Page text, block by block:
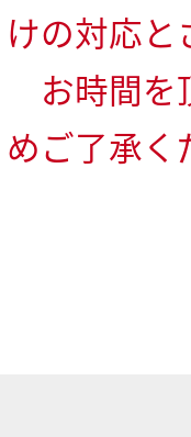
けの対応と
お時間を
めご了承く